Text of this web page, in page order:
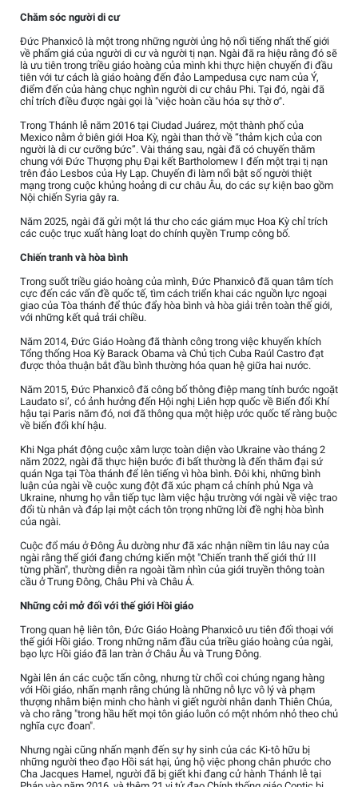
Chăm sóc người di cư
Đức Phanxicô là một trong những người ủng hộ nổi tiếng nhất thế giới
về phẩm giá của người di cư và người tị nạn. Ngài đã ra hiệu rằng đó sẽ
là ưu tiên trong triều giáo hoàng của mình khi thực hiện chuyến đi đầu
tiên với tư cách là giáo hoàng đến đảo Lampedusa cực nam của Ý,
điểm đến của hàng chục nghìn người di cư châu Phi. Tại đó, ngài đã
chỉ trích điều được ngài gọi là "việc hoàn cầu hóa sự thờ ơ".
Trong Thánh lễ năm 2016 tại Ciudad Juárez, một thành phố của
Mexico nằm ở biên giới Hoa Kỳ, ngài than thở về “thảm kịch của con
người là di cư cưỡng bức”. Vài tháng sau, ngài đã có chuyến thăm
chung với Đức Thượng phụ Đại kết Bartholomew I đến một trại tị nạn
trên đảo Lesbos của Hy Lạp. Chuyến đi làm nổi bật số người thiệt
mạng trong cuộc khủng hoảng di cư châu Âu, do các sự kiện bao gồm
Nội chiến Syria gây ra.
Năm 2025, ngài đã gửi một lá thư cho các giám mục Hoa Kỳ chỉ trích
các cuộc trục xuất hàng loạt do chính quyền Trump công bố.
Chiến tranh và hòa bình
Trong suốt triều giáo hoàng của mình, Đức Phanxicô đã quan tâm tích
cực đến các vấn đề quốc tế, tìm cách triển khai các nguồn lực ngoại
giao của Tòa thánh để thúc đẩy hòa bình và hòa giải trên toàn thế giới,
với những kết quả trái chiều.
Năm 2014, Đức Giáo Hoàng đã thành công trong việc khuyến khích
Tổng thống Hoa Kỳ Barack Obama và Chủ tịch Cuba Raúl Castro đạt
được thỏa thuận bắt đầu bình thường hóa quan hệ giữa hai nước.
Năm 2015, Đức Phanxicô đã công bố thông điệp mang tính bước ngoặt
Laudato si’, có ảnh hưởng đến Hội nghị Liên hợp quốc về Biến đổi Khí
hậu tại Paris năm đó, nơi đã thông qua một hiệp ước quốc tế ràng buộc
về biến đổi khí hậu.
Khi Nga phát động cuộc xâm lược toàn diện vào Ukraine vào tháng 2
năm 2022, ngài đã thực hiện bước đi bất thường là đến thăm đại sứ
quán Nga tại Tòa thánh để lên tiếng vì hòa bình. Đôi khi, những bình
luận của ngài về cuộc xung đột đã xúc phạm cả chính phủ Nga và
Ukraine, nhưng họ vẫn tiếp tục làm việc hậu trường với ngài về việc trao
đổi tù nhân và đáp lại một cách tôn trọng những lời đề nghị hòa bình
của ngài.
Cuộc đổ máu ở Đông Âu dường như đã xác nhận niềm tin lâu nay của
ngài rằng thế giới đang chứng kiến một "Chiến tranh thế giới thứ III
từng phần", thường diễn ra ngoài tầm nhìn của giới truyền thông toàn
cầu ở Trung Đông, Châu Phi và Châu Á.
Những cởi mở đối với thế giới Hồi giáo
Trong quan hệ liên tôn, Đức Giáo Hoàng Phanxicô ưu tiên đối thoại với
thế giới Hồi giáo. Trong những năm đầu của triều giáo hoàng của ngài,
bạo lực Hồi giáo đã lan tràn ở Châu Âu và Trung Đông.
Ngài lên án các cuộc tấn công, nhưng từ chối coi chúng ngang hàng
với Hồi giáo, nhấn mạnh rằng chúng là những nỗ lực vô lý và phạm
thượng nhằm biện minh cho hành vi giết người nhân danh Thiên Chúa,
và cho rằng "trong hầu hết mọi tôn giáo luôn có một nhóm nhỏ theo chủ
nghĩa cực đoan".
Nhưng ngài cũng nhấn mạnh đến sự hy sinh của các Ki-tô hữu bị
những người theo đạo Hồi sát hại, ủng hộ việc phong chân phước cho
Cha Jacques Hamel, người đã bị giết khi đang cử hành Thánh lễ tại